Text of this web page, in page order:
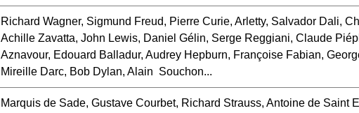
Richard Wagner, Sigmund Freud, Pierre Curie, Arletty, Salvador Dali,
Achille Zavatta, John Lewis, Daniel Gélin, Serge Reggiani, Claude
Aznavour, Edouard Balladur, Audrey Hepburn, Françoise Fabian,
Mireille Darc, Bob Dylan, Alain Souchon...
Marquis de Sade, Gustave Courbet, Richard Strauss, Antoine de Saint